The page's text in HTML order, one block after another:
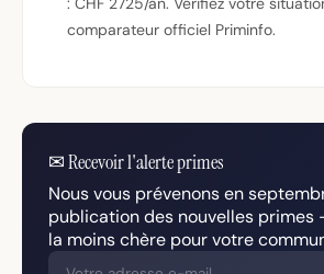
comparateur officiel Priminfo.
✉Recevoir l'alerte primes
Nous vous prévenons en
publication des nouvelles primes
la moins chère pour votre